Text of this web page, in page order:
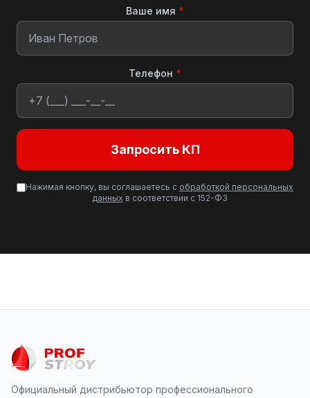
Ваше имя *
Телефон *
Запросить КП
Нажимая кнопку, вы соглашаетесь с обработкой персональных
данных в соответствии с 152-ФЗ
Официальный дистрибьютор профессионального